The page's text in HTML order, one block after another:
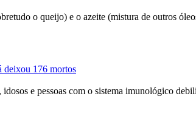
o queijo) e o azeite (mistura de outros
deixou 176 mortos
idosos e pessoas com o sistema imunológico